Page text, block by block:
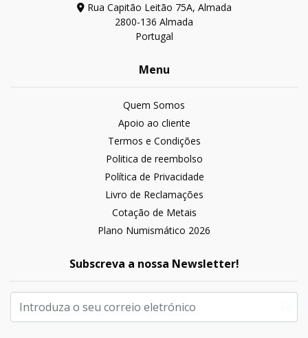
Rua Capitão Leitão 75A, Almada
2800-136 Almada
Portugal
Menu
Quem Somos
Apoio ao cliente
Termos e Condições
Politica de reembolso
Política de Privacidade
Livro de Reclamações
Cotação de Metais
Plano Numismático 2026
Subscreva a nossa Newsletter!